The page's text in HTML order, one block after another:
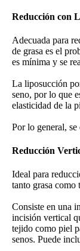
Reducción con
Adecuada para
de grasa es el
es mínima y se
La liposucción
seno, por lo que
elasticidad de la
Por lo general,
Reducción
Ideal para
tanto grasa como
Consiste en una
incisión vertical
tejido como piel
senos. Puede